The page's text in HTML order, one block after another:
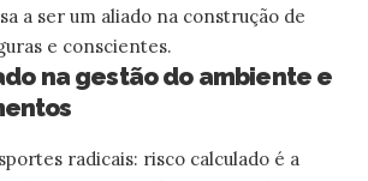
a ser um aliado na construção de
e conscientes.
na gestão do ambiente e
radicais: risco calculado é a